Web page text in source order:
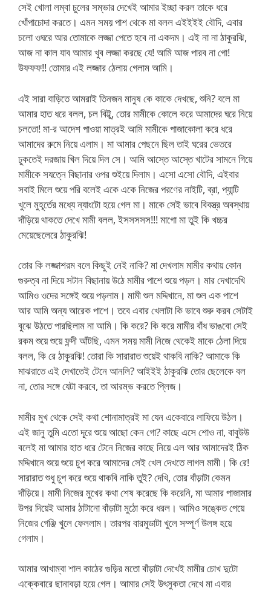
সেই খোলা লম্বা চুলের সম্ভার দেখেই আমার ইচ্ছা করল তাকে ধরে
খোঁপাচোদা করতে। এমন সময় পাশ থেকে মা বলল এইইইই বৌদি, এবার
চলো ওঘরে আর তোমাকে লজ্জা পেতে হবে না একদম। এই না না ঠাকুরঝি,
আজ না কাল যাব আমার খুব লজ্জা করছে যে! আমি আজ পারব না গো!
উফফফ!! তোমার এই লজ্জার ঠেলায় গেলাম আমি।
এই সারা বাড়িতে আমরাই তিনজন মানুষ কে কাকে দেখছে, শুনি? বলে মা
আমার হাত ধরে বলল, চল বিট্টু, তোর মামীকে কোলে করে আমাদের ঘরে নিয়ে
চলতো! মা-র আদেশ পাওয়া মাত্রই আমি মামীকে পাজাকোলা করে ধরে
আমাদের রুমে নিয়ে এলাম। মা আমার পেছনে ছিল তাই ঘরের ভেতরে
ঢুকতেই দরজায় খিল দিয়ে দিল সে। আমি আস্তে আস্তে খাটের সামনে গিয়ে
মামীকে সযত্নে বিছানার ওপর শুইয়ে দিলাম। এসো এসো বৌদি, এইবার
সবাই মিলে শুয়ে পরি বলেই একে একে নিজের পরণের নাইটি, ব্রা, প্যান্টি
খুলে মুহূর্তের মধ্যে ন্যাংটো হয়ে গেল মা। মাকে সেই ভাবে বিবস্ত্র অবস্থায়
দাঁড়িয়ে থাকতে দেখে মামী বলল, ইসসসসস!!! মাগো মা তুই কি খচ্চর
মেয়েছেলেরে ঠাকুরঝি!
তোর কি লজ্জাশরম বলে কিছুই নেই নাকি? মা দেখলাম মামীর কথায় কোন
গুরুত্ব না দিয়ে সটান বিছানায় উঠে মামীর পাশে শুয়ে পড়ল। মার দেখাদেখি
আমিও ওদের সঙ্গেই শুয়ে পড়লাম। মামী শুল মদ্দিখানে, মা শুল এক পাশে
আর আমি অন্য আরেক পাশে। তবে এবার খেলাটা কি ভাবে শুরু করব সেটাই
বুঝে উঠতে পারছিলাম না আমি। কি করে? কি করে মামীর বাঁধ ভাঙবো সেই
রকম শুয়ে শুয়ে ফন্দী আঁটছি, এমন সময় মামী নিজে থেকেই মাকে ঠেলা দিয়ে
বলল, কি রে ঠাকুরঝি! তোরা কি সারারাত শুয়েই থাকবি নাকি? আমাকে কি
মাঝরাতে এই দেখাতেই টেনে আনলি? আইইই ঠাকুরঝি তোর ছেলেকে বল
না, তোর সঙ্গে যেটা করবে, তা আরম্ভ করতে প্লিজ।
মামীর মুখ থেকে সেই কথা শোনামাত্রই মা যেন একেবারে লাফিয়ে উঠল।
এই জানু তুমি এতো দূরে শুয়ে আছো কেন গো? কাছে এসে শোও না, বাবুউউ
বলেই মা আমার হাত ধরে টেনে নিজের কাছে নিয়ে এল আর আমাদেরই ঠিক
মদ্দিখানে শুয়ে শুয়ে চুপ করে আমাদের সেই খেল দেখতে লাগল মামী। কি রে!
সারারাত শুধু চুপ করে শুয়ে থাকবি নাকি তুই? দেখি, তোর বাঁড়াটা কেমন
দাঁড়িয়ে। মামী নিজের মুখের কথা শেষ করেছে কি করেনি, মা আমার পাজামার
উপর দিয়েই আমার ঠাটানো বাঁড়াটা মুঠো করে ধরল। আমিও সঙ্কেত পেয়ে
নিজের গেঞ্জি খুলে ফেললাম। তারপর বারমুডাটা খুলে সম্পূর্ণ উলঙ্গ হয়ে
গেলাম।
আমার আখাম্বা শাল কাঠের গুড়ির মতো বাঁড়াটা দেখেই মামীর চোখ দুটো
এক্কেবারে ছানাবড়া হয়ে গেল। আমার সেই উৎসুকতা দেখে মা এবার